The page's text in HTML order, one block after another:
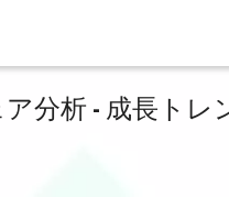
分析 - 成長トレ